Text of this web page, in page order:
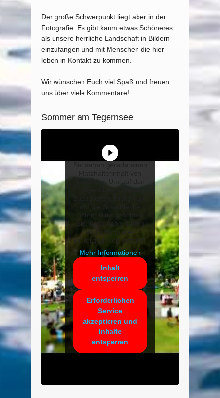
Der große Schwerpunkt liegt aber in der
Fotografie. Es gibt kaum etwas Schöneres
als unsere herrliche Landschaft in Bildern
einzufangen und mit Menschen die hier
leben in Kontakt zu kommen.
Wir wünschen Euch viel Spaß und freuen
uns über viele Kommentare!
Sommer am Tegernsee
YouTube
unten. Bitte beachten
Sie, dass dabei Daten
an Drittanbieter
weitergegeben werden.
Mehr Informationen
Inhalt
entsperren
Erforderlichen
Service
akzeptieren und
Inhalte
entsperren